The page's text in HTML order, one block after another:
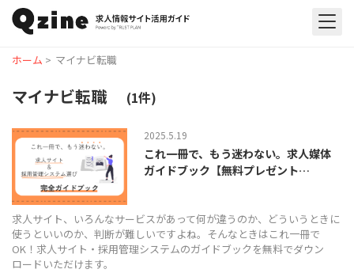
ホーム > マイナビ転職
マイナビ転職 (1件)
2025.5.19
これ一冊で、もう迷わない。求人媒体
ガイドブック【無料プレゼント…
求人サイト、いろんなサービスがあって何が違うのか、どういうときに
使うといいのか、判断が難しいですよね。そんなときはこれ一冊で
OK！求人サイト・採用管理システムのガイドブックを無料でダウン
ロードいただけます。